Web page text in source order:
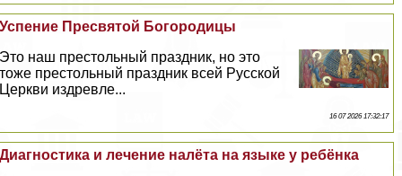
Успение Пресвятой Богородицы
Это наш престольный праздник, но это
тоже престольный праздник всей Русской
Церкви издревле...
16 07 2026 17:32:17
Диагностика и лечение налёта на языке у ребёнка